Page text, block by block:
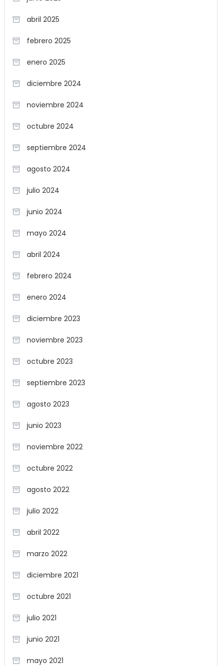
abril 2025
febrero 2025
enero 2025
diciembre 2024
noviembre 2024
octubre 2024
septiembre 2024
agosto 2024
julio 2024
junio 2024
mayo 2024
abril 2024
febrero 2024
enero 2024
diciembre 2023
noviembre 2023
octubre 2023
septiembre 2023
agosto 2023
junio 2023
noviembre 2022
octubre 2022
agosto 2022
julio 2022
abril 2022
marzo 2022
diciembre 2021
octubre 2021
julio 2021
junio 2021
mayo 2021